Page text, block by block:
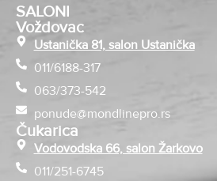
SALONI
Voždovac
Ustanička 81, salon Ustanička
011/6188-317
063/373-542
ponude@mondlinepro.rs
Čukarica
Vodovodska 66, salon Žarkovo
011/251-6745